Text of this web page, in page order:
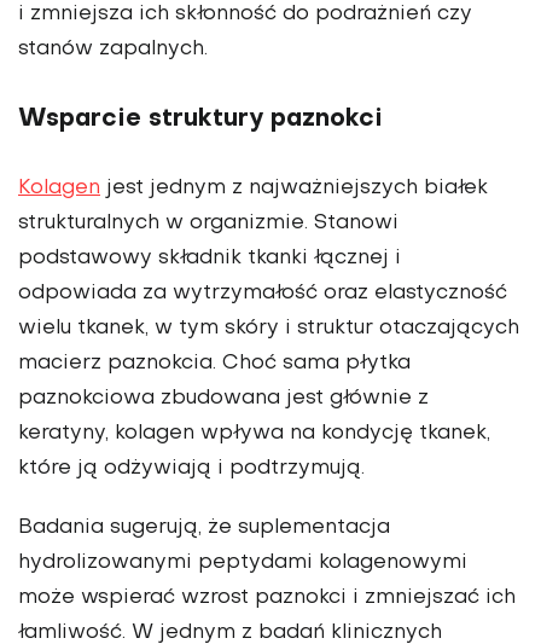
i zmniejsza ich skłonność do podrażnień czy
stanów zapalnych.
Wsparcie struktury paznokci
Kolagen jest jednym z najważniejszych białek
strukturalnych w organizmie. Stanowi
podstawowy składnik tkanki łącznej i
odpowiada za wytrzymałość oraz elastyczność
wielu tkanek, w tym skóry i struktur otaczających
macierz paznokcia. Choć sama płytka
paznokciowa zbudowana jest głównie z
keratyny, kolagen wpływa na kondycję tkanek,
które ją odżywiają i podtrzymują.
Badania sugerują, że suplementacja
hydrolizowanymi peptydami kolagenowymi
może wspierać wzrost paznokci i zmniejszać ich
łamliwość. W jednym z badań klinicznych